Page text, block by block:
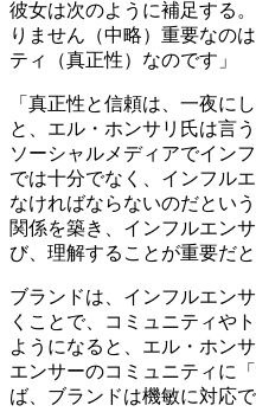
彼女は次のように補足する
りません（中略）重要なの
ティ（真正性）なのです」
「真正性と信頼は、一夜に
と、エル・ホンサリ氏は言
ソーシャルメディアでイン
では十分でなく、インフル
なければならないのだとい
関係を築き、インフルエン
び、理解することが重要だと
ブランドは、インフルエン
くことで、コミュニティや
ようになると、エル・ホン
エンサーのコミュニティに
ば、ブランドは機敏に対応